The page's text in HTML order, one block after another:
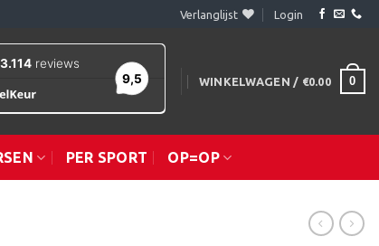
Verlanglijst Login
WINKELWAGEN / €0.00 0
PER SPORT OP=OP